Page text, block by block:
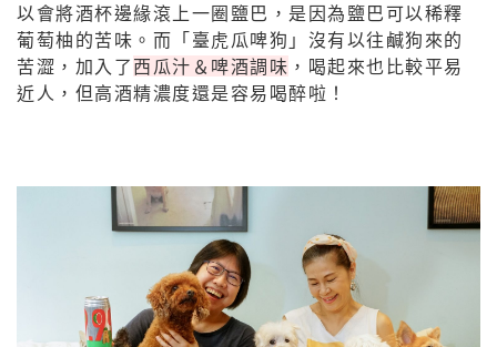
以會將酒杯邊緣滾上一圈鹽巴，是因為鹽巴可以稀釋
葡萄柚的苦味。而「臺虎瓜啤狗」沒有以往鹹狗來的
苦澀，加入了 西瓜汁＆啤酒調味 ，喝起來也比較平易
近人，但高酒精濃度還是容易喝醉啦！